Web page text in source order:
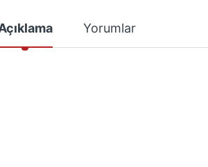
Yorumlar